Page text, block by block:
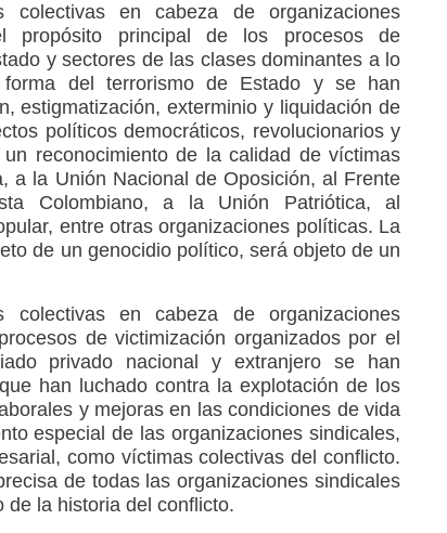
colectivas en cabeza de organizaciones
principal de los procesos de
y sectores de las clases dominantes a lo
del terrorismo de Estado y se han
estigmatización, exterminio y liquidación de
políticos democráticos, revolucionarios y
reconocimiento de la calidad de víctimas
a la Unión Nacional de Oposición, al Frente
Colombiano, a la Unión Patriótica, al
entre otras organizaciones políticas. La
de un genocidio político, será objeto de un
colectivas en cabeza de organizaciones
de victimización organizados por el
privado nacional y extranjero se han
han luchado contra la explotación de los
y mejoras en las condiciones de vida
especial de las organizaciones sindicales,
como víctimas colectivas del conflicto.
de todas las organizaciones sindicales
de la historia del conflicto.